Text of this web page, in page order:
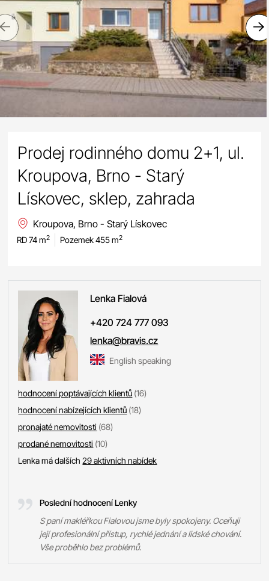
Previous
Prodej rodinného domu 2+1, ul.
Kroupova, Brno - Starý
Lískovec, sklep, zahrada
Kroupova, Brno - Starý Lískovec
RD 74 m2 Pozemek 455 m2
Lenka Fialová
+420 724 777 093
lenka@bravis.cz
English speaking
hodnocení poptávajících klientů (16)
hodnocení nabízejících klientů (18)
pronajaté nemovitosti (68)
prodané nemovitosti (10)
Lenka má dalších29 aktivních nabídek
Poslední hodnocení Lenky
S paní makléřkou Fialovou jsme byly spokojeny. Oceňuji
její profesionální přístup, rychlé jednání a lidské chování.
Vše proběhlo bez problémů.